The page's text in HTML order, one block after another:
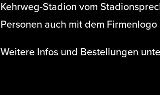
Kehrweg-Stadion vom
Personen auch mit dem
Weitere Infos und Bestellungen